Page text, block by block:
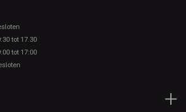
tot 17.30
tot 17:00